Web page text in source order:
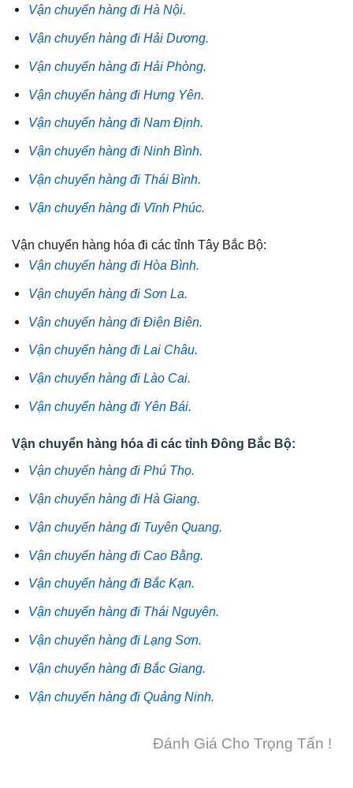
Vận chuyển hàng đi Hà Nội.
Vận chuyển hàng đi Hải Dương.
Vận chuyển hàng đi Hải Phòng.
Vận chuyển hàng đi Hưng Yên.
Vận chuyển hàng đi Nam Định.
Vận chuyển hàng đi Ninh Bình.
Vận chuyển hàng đi Thái Bình.
Vận chuyển hàng đi Vĩnh Phúc.
Vận chuyển hàng hóa đi các tỉnh Tây Bắc Bộ:
Vận chuyển hàng đi Hòa Bình.
Vận chuyển hàng đi Sơn La.
Vận chuyển hàng đi Điện Biên.
Vận chuyển hàng đi Lai Châu.
Vận chuyển hàng đi Lào Cai.
Vận chuyển hàng đi Yên Bái.
Vận chuyển hàng hóa đi các tỉnh Đông Bắc Bộ:
Vận chuyển hàng đi Phú Thọ.
Vận chuyển hàng đi Hà Giang.
Vận chuyển hàng đi Tuyên Quang.
Vận chuyển hàng đi Cao Bằng.
Vận chuyển hàng đi Bắc Kạn.
Vận chuyển hàng đi Thái Nguyên.
Vận chuyển hàng đi Lạng Sơn.
Vận chuyển hàng đi Bắc Giang.
Vận chuyển hàng đi Quảng Ninh.
Đánh Giá Cho Trọng Tấn !